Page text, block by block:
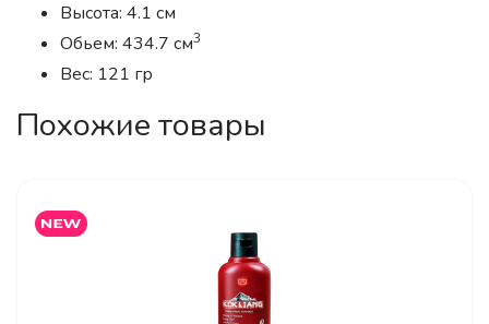
Высота: 4.1 см
Обьем: 434.7 см3
Вес: 121 гр
Похожие товары